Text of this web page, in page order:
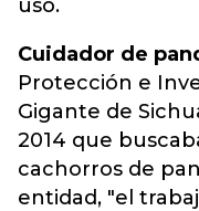
uso.
Cuidador de
Protección e
Gigante de
2014 que
cachorros de
entidad, "el